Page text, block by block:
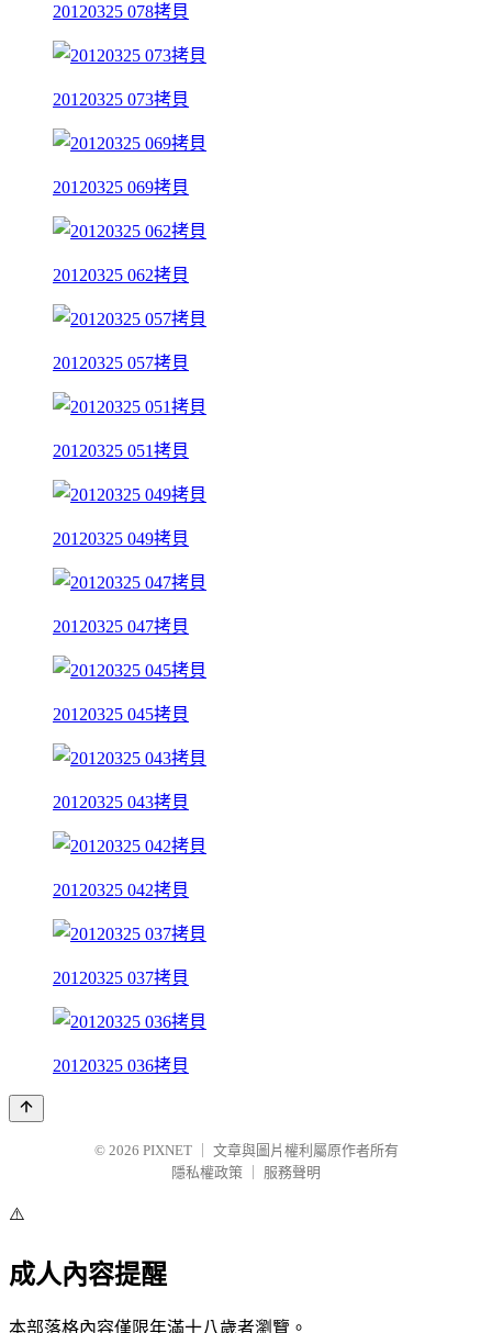
20120325 078拷貝
20120325 073拷貝
20120325 069拷貝
20120325 062拷貝
20120325 057拷貝
20120325 051拷貝
20120325 049拷貝
20120325 047拷貝
20120325 045拷貝
20120325 043拷貝
20120325 042拷貝
20120325 037拷貝
20120325 036拷貝
© 2026 PIXNET
文章與圖片權利屬原作者所有
隱私權政策
服務聲明
⚠️
成人內容提醒
本部落格內容僅限年滿十八歲者瀏覽。